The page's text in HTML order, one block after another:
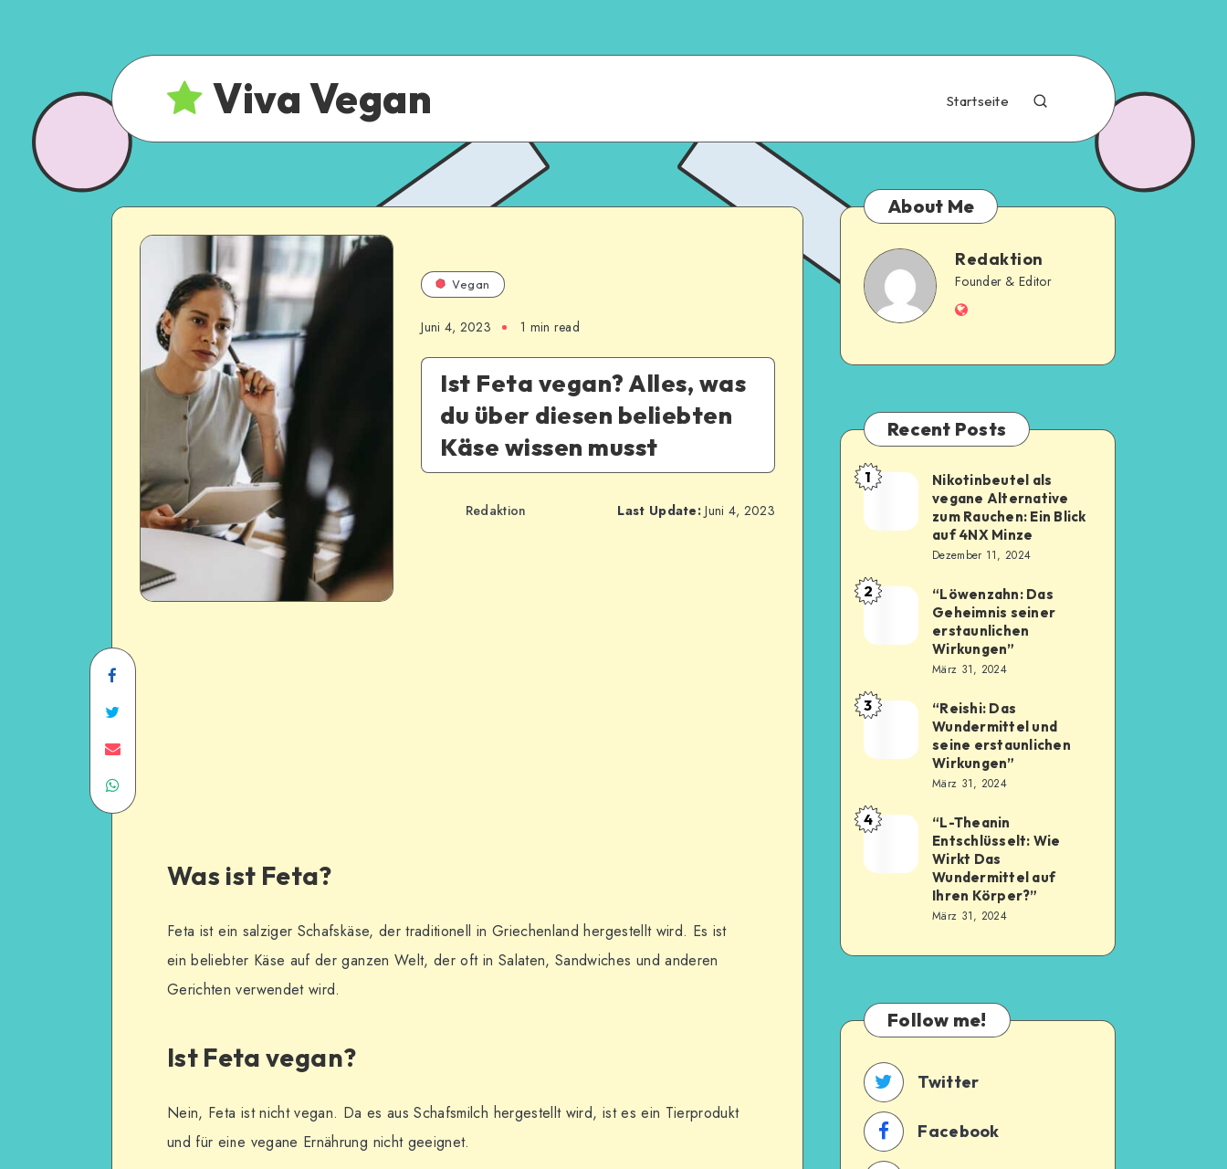
Viva Vegan Startseite
Vegan
Juni 4, 2023 1 min read
Ist Feta vegan? Alles, was
du über diesen beliebten
Käse wissen musst
Redaktion Last Update: Juni 4, 2023
Was ist Feta?
Feta ist ein salziger Schafskäse, der traditionell in Griechenland hergestellt wird. Es ist
ein beliebter Käse auf der ganzen Welt, der oft in Salaten, Sandwiches und anderen
Gerichten verwendet wird.
Ist Feta vegan?
Nein, Feta ist nicht vegan. Da es aus Schafsmilch hergestellt wird, ist es ein Tierprodukt
und für eine vegane Ernährung nicht geeignet.
About Me
Redaktion
Founder & Editor
Recent Posts
1
Nikotinbeutel als
vegane Alternative
zum Rauchen: Ein Blick
auf 4NX Minze
Dezember 11, 2024
2
“Löwenzahn: Das
Geheimnis seiner
erstaunlichen
Wirkungen”
März 31, 2024
3
“Reishi: Das
Wundermittel und
seine erstaunlichen
Wirkungen”
März 31, 2024
4
“L-Theanin
Entschlüsselt: Wie
Wirkt Das
Wundermittel auf
Ihren Körper?”
März 31, 2024
Follow me!
Twitter
Facebook